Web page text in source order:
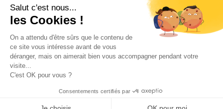
À PROPOS
THÉMATIQUES
À DÉCOUVRIR
MON COMPTE
Salut c'est nous...
les Cookies !
On a attendu d'être sûrs que le contenu de
ce site vous intéresse avant de vous
déranger, mais on aimerait bien vous accompagner pendant votre
visite...
C'est OK pour vous ?
Consentements certifiés par